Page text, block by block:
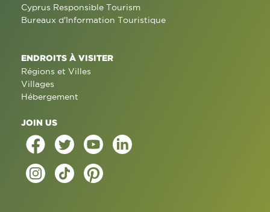
Cyprus Responsible Tourism
Bureaux d'Information Touristique
ENDROITS À VISITER
Régions et Villes
Villages
Hébergement
JOIN US